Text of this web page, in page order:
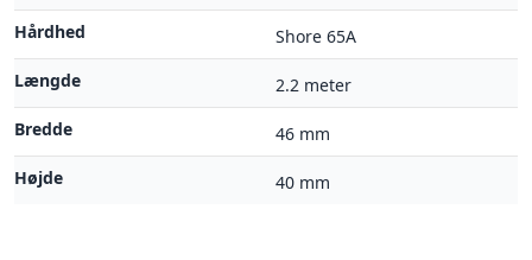
Hårdhed
Shore 65A
Længde
2.2 meter
Bredde
46 mm
Højde
40 mm